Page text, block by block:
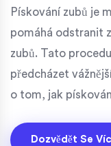
Pískování zubů je
pomáhá odstranit
zubů. Tato
předcházet
o tom, jak
Dozvědět Se